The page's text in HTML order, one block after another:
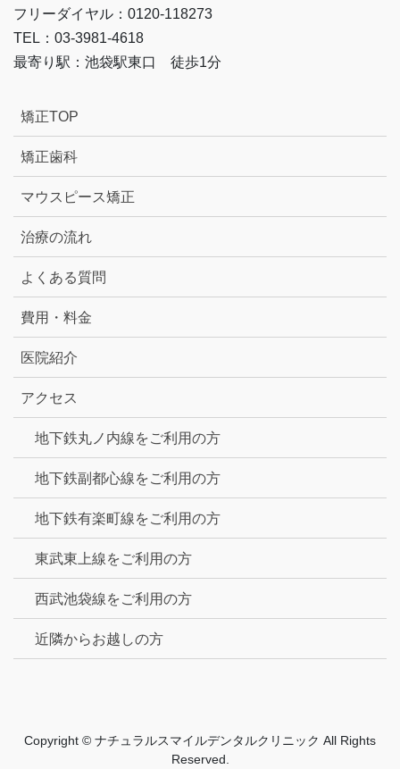
フリーダイヤル：0120-118273
TEL：03-3981-4618
最寄り駅：池袋駅東口 徒歩1分
矯正TOP
矯正歯科
マウスピース矯正
治療の流れ
よくある質問
費用・料金
医院紹介
アクセス
地下鉄丸ノ内線をご利用の方
地下鉄副都心線をご利用の方
地下鉄有楽町線をご利用の方
東武東上線をご利用の方
西武池袋線をご利用の方
近隣からお越しの方
Copyright © ナチュラルスマイルデンタルクリニック All Rights
Reserved.